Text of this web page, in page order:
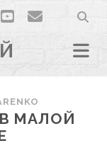
youtubeemail
МАЛОЙ